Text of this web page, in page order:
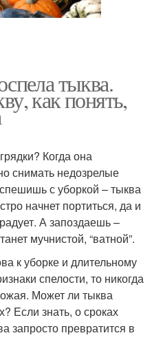
тыква.
как понять,
Когда она
снимать недозрелые
с уборкой – тыква
начнет портиться, да и
А запоздаешь –
мучнистой, “ватной”.
к уборке и длительному
спелости, то никогда
Может ли тыква
Если знать, о сроках
запросто превратится в